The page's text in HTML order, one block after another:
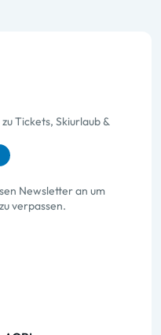
Tickets, Skiurlaub &
Newsletter an um
verpassen.